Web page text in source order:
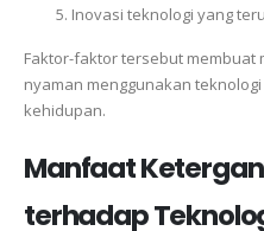
Inovasi teknologi yang
Faktor-faktor tersebut
nyaman menggunakan
kehidupan.
Manfaat
terhadap